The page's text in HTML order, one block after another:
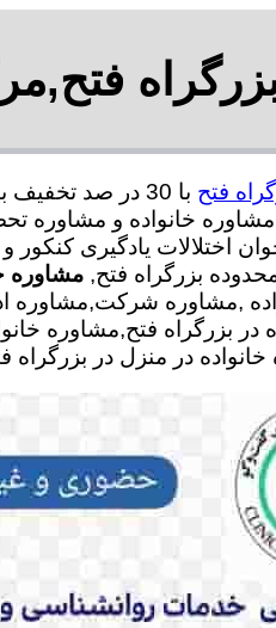
فتح با
30 در صد تخفیف
و مشاوره خانواده و مشاوره
اختلالات یادگیری کنکور
بزرگراه فتح, مشاوره
,مشاوره شرکت,مشاوره
در بزرگراه فتح,مشاوره
در منزل در بزرگراه